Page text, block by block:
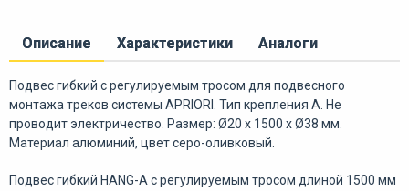
Описание Характеристики Аналоги
Подвес гибкий с регулируемым тросом для подвесного
монтажа треков системы APRIORI. Тип крепления A. Не
проводит электричество. Размер: Ø20 х 1500 х Ø38 мм.
Материал алюминий, цвет серо-оливковый.
Подвес гибкий HANG-A с регулируемым тросом длиной 1500 мм